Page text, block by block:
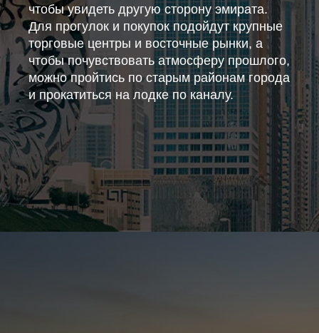
чтобы увидеть другую сторону эмирата.
Для прогулок и покупок подойдут крупные
торговые центры и восточные рынки, а
чтобы почувствовать атмосферу прошлого,
можно пройтись по старым районам города
и прокатиться на лодке по каналу.